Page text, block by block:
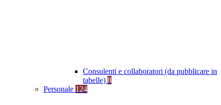
Consulenti e collaboratori (da pubblicare in
tabelle) 8
Personale 124